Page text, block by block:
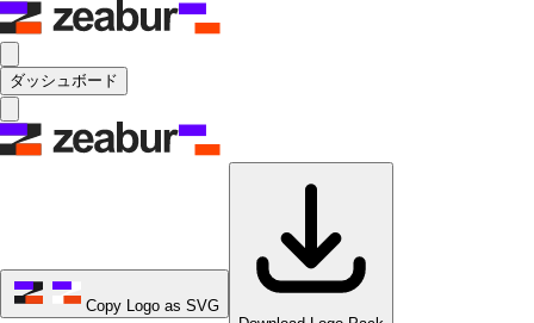
ダッシュボード
Copy Logo as SVG